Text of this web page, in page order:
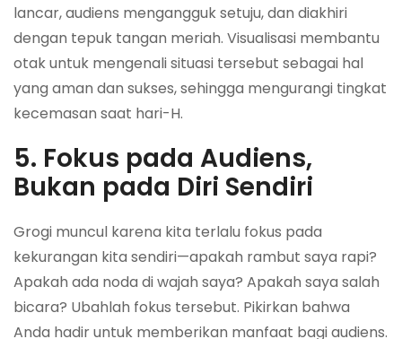
lancar, audiens mengangguk setuju, dan diakhiri
dengan tepuk tangan meriah. Visualisasi membantu
otak untuk mengenali situasi tersebut sebagai hal
yang aman dan sukses, sehingga mengurangi tingkat
kecemasan saat hari-H.
5. Fokus pada Audiens,
Bukan pada Diri Sendiri
Grogi muncul karena kita terlalu fokus pada
kekurangan kita sendiri—apakah rambut saya rapi?
Apakah ada noda di wajah saya? Apakah saya salah
bicara? Ubahlah fokus tersebut. Pikirkan bahwa
Anda hadir untuk memberikan manfaat bagi audiens.